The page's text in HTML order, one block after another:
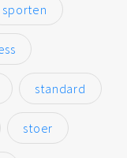
sporten
standard
stoer